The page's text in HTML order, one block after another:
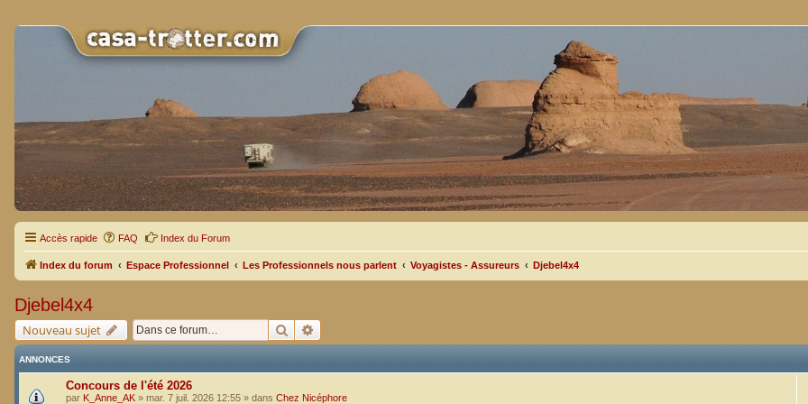
Accès rapide FAQ Index du Forum
Index du forum Espace Professionnel Les Professionnels nous parlent Voyagistes - Assureurs Djebel4x4
Djebel4x4
Nouveau sujet Rechercher
ANNONCES
Concours de l'été 2026
par K_Anne_AK » mar. 7 juil. 2026 12:55 » dans Chez Nicéphore